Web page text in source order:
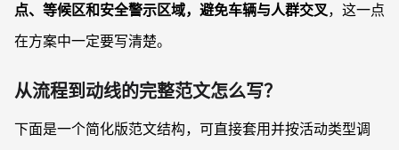
点、等候区和安全警示区域，避免车辆与人群交叉，这一点
在方案中一定要写清楚。
从流程到动线的完整范文怎么写？
下面是一个简化版范文结构，可直接套用并按活动类型调